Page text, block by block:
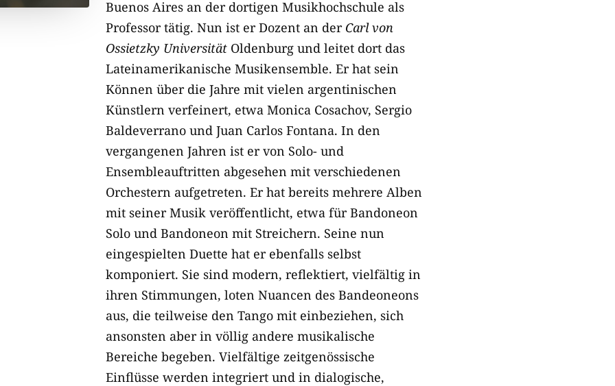
Buenos Aires an der dortigen Musikhochschule als
Professor tätig. Nun ist er Dozent an der Carl von
Ossietzky Universität Oldenburg und leitet dort das
Lateinamerikanische Musikensemble. Er hat sein
Können über die Jahre mit vielen argentinischen
Künstlern verfeinert, etwa Monica Cosachov, Sergio
Baldeverrano und Juan Carlos Fontana. In den
vergangenen Jahren ist er von Solo- und
Ensembleauftritten abgesehen mit verschiedenen
Orchestern aufgetreten. Er hat bereits mehrere Alben
mit seiner Musik veröffentlicht, etwa für Bandoneon
Solo und Bandoneon mit Streichern. Seine nun
eingespielten Duette hat er ebenfalls selbst
komponiert. Sie sind modern, reflektiert, vielfältig in
ihren Stimmungen, loten Nuancen des Bandeoneons
aus, die teilweise den Tango mit einbeziehen, sich
ansonsten aber in völlig andere musikalische
Bereiche begeben. Vielfältige zeitgenössische
Einflüsse werden integriert und in dialogische,